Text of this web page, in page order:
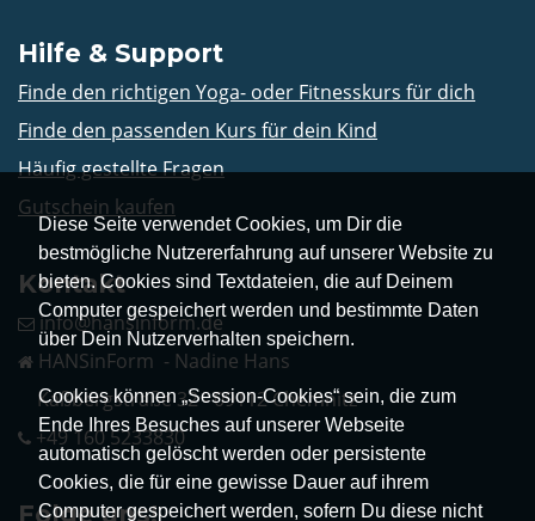
Diese Seite verwendet Cookies, um Dir die
bestmögliche Nutzererfahrung auf unserer Website zu
bieten. Cookies sind Textdateien, die auf Deinem
Computer gespeichert werden und bestimmte Daten
über Dein Nutzerverhalten speichern.
Cookies können „Session-Cookies“ sein, die zum
Ende Ihres Besuches auf unserer Webseite
automatisch gelöscht werden oder persistente
Cookies, die für eine gewisse Dauer auf ihrem
Computer gespeichert werden, sofern Du diese nicht
Hilfe & Support
Finde den richtigen Yoga- oder Fitnesskurs für dich
Finde den passenden Kurs für dein Kind
Häufig gestellte Fragen
Gutschein kaufen
Kontakt
info@hansinform.de
HANSinForm - Nadine Hans
Kaßbergstraße 32 - 09112 Chemnitz
+49 160 5233830
Folge uns!